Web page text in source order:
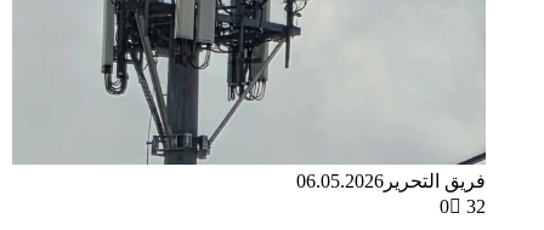
فريق التحرير 06.05.2026
0
32